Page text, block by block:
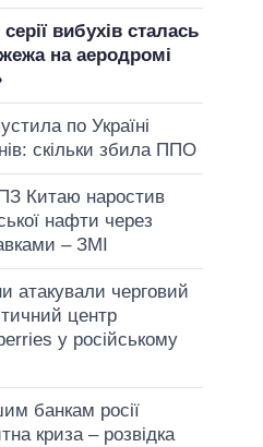
вибухів сталась
на аеродромі
по Україні
скільки збила ППО
Китаю наростив
нафти через
– ЗМІ
атакували черговий
центр
у російському
банкам росії
криза – розвідка